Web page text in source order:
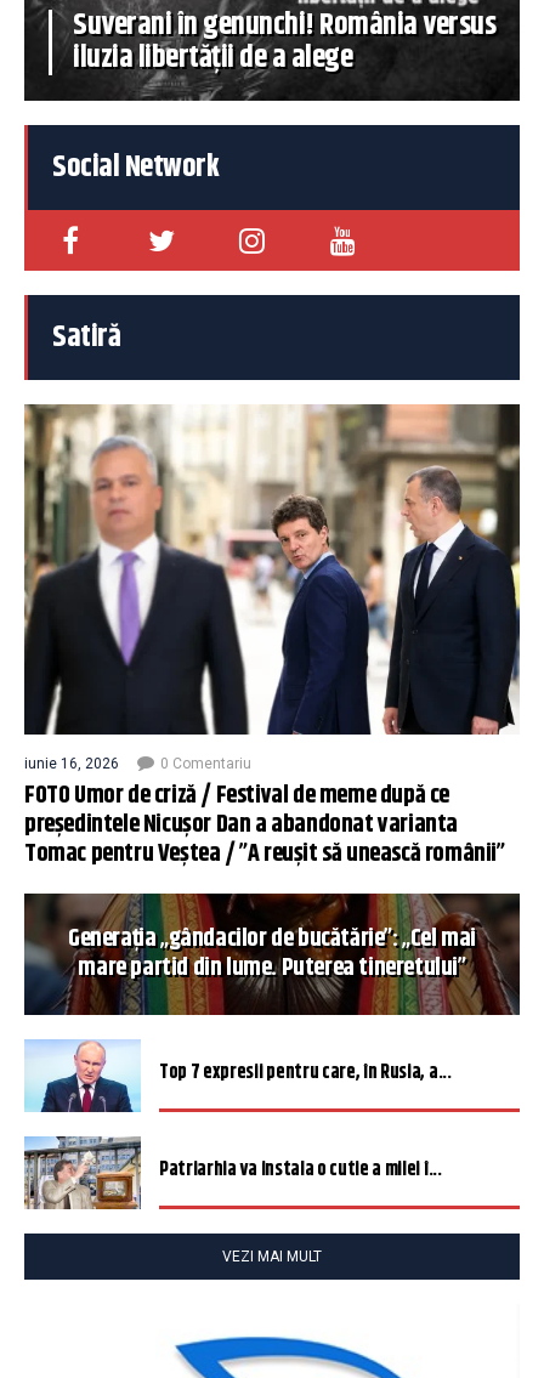
Suverani în genunchi! România versus
iluzia libertății de a alege
Social Network
Satiră
iunie 16, 2026 0 Comentariu
FOTO Umor de criză / Festival de meme după ce
președintele Nicușor Dan a abandonat varianta
Tomac pentru Veștea / ”A reușit să unească românii”
Generația „gândacilor de bucătărie”: „Cel mai
mare partid din lume. Puterea tineretului”
Top 7 expresii pentru care, în Rusia, a...
Patriarhia va instala o cutie a milei î...
VEZI MAI MULT